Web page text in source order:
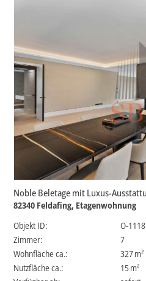
Noble Beletage mit Luxus-
82340 Feldafing, Etagenwohnung
Objekt ID:
O-1118
Zimmer:
7
Wohnfläche ca.:
327 m²
Nutzfläche ca.:
15 m²